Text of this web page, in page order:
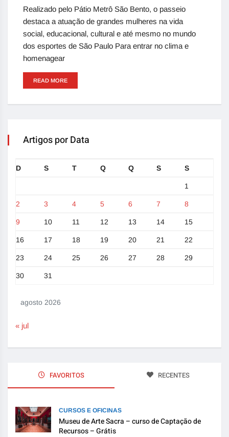
Realizado pelo Pátio Metrô São Bento, o passeio
destaca a atuação de grandes mulheres na vida
social, educacional, cultural e até mesmo no mundo
dos esportes de São Paulo Para entrar no clima e
homenagear
READ MORE
Artigos por Data
agosto 2026
D S T Q Q S S
1
2 3 4 5 6 7 8
9 10 11 12 13 14 15
16 17 18 19 20 21 22
23 24 25 26 27 28 29
30 31
« jul
FAVORITOS RECENTES
CURSOS E OFICINAS
Museu de Arte Sacra – curso de Captação de
Recursos – Grátis